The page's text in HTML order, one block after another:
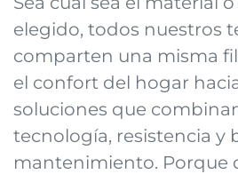
elegido, todos nuestros
comparten una misma
el confort del hogar
soluciones que
tecnología, resistencia y
mantenimiento. Porque